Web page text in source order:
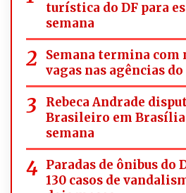
turística do DF para
semana
Semana termina com
vagas nas agências
Rebeca Andrade
Brasileiro em Brasília
semana
Paradas de ônibus do
130 casos de